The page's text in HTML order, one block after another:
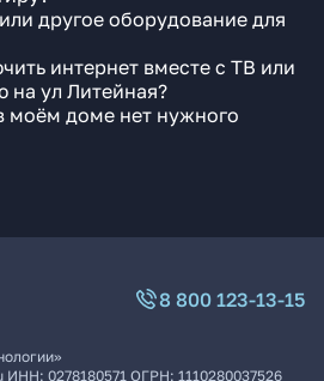
другое оборудование для
интернет вместе с ТВ или
на ул Литейная?
моём доме нет нужного
8 800 123-13-15
ИНН: 0278180571 ОГРН: 1110280037526